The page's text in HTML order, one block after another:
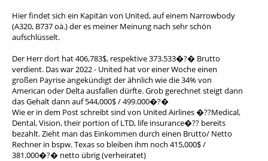
Hier findet sich ein Kapitän von United, auf einem Narrowbody
(A320, B737 oä.) der es meiner Meinung nach sehr schön
aufschlüsselt.
Der Herr dort hat 406,783$, respektive 373.533�?� Brutto
verdient. Das war 2022 - United hat vor einer Woche einen
großen Payrise angekündigt der ähnlich wie die 34% von
American oder Delta ausfallen dürfte. Grob gerechnet steigt dann
das Gehalt dann auf 544,000$ / 499.000�?�
Wie er in dem Post schreibt sind von United Airlines �??Medical,
Dental, Vision, their portion of LTD, life insurance�?? bereits
bezahlt. Zieht man das Einkommen durch einen Brutto/ Netto
Rechner in bspw. Texas so bleiben ihm noch 415,000$ /
381.000�?� netto übrig (verheiratet)